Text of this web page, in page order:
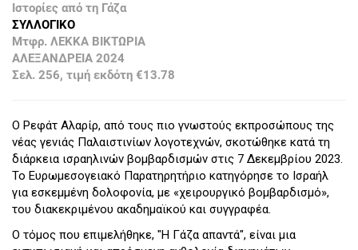
Ιστορίες από τη Γάζα
ΣΥΛΛΟΓΙΚΟ
Μτφρ. ΛΕΚΚΑ ΒΙΚΤΩΡΙΑ
ΑΛΕΞΑΝΔΡΕΙΑ 2024
Σελ. 256, τιμή εκδότη €13.78
Ο Ρεφάτ Αλαρίρ, από τους πιο γνωστούς εκπροσώπους της
νέας γενιάς Παλαιστινίων λογοτεχνών, σκοτώθηκε κατά τη
διάρκεια ισραηλινών βομβαρδισμών στις 7 Δεκεμβρίου 2023.
Το Ευρωμεσογειακό Παρατηρητήριο κατηγόρησε το Ισραήλ
για εσκεμμένη δολοφονία, με «χειρουργικό βομβαρδισμό»,
του διακεκριμένου ακαδημαϊκού και συγγραφέα.
Ο τόμος που επιμελήθηκε, "Η Γάζα απαντά", είναι μια